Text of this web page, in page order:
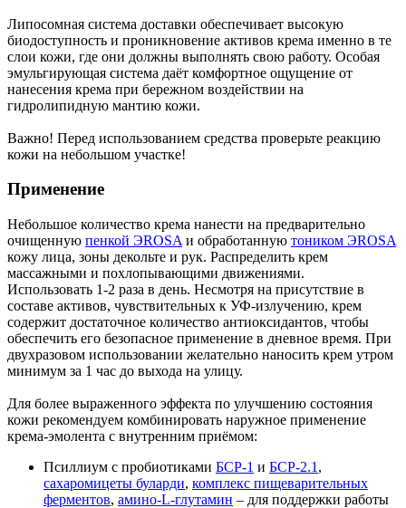
Липосомная система доставки обеспечивает высокую
биодоступность и проникновение активов крема именно в те
слои кожи, где они должны выполнять свою работу. Особая
эмульгирующая система даёт комфортное ощущение от
нанесения крема при бережном воздействии на
гидролипидную мантию кожи.
Важно! Перед использованием средства проверьте реакцию
кожи на небольшом участке!
Применение
Небольшое количество крема нанести на предварительно
очищенную пенкой ЭROSA и обработанную тоником ЭROSA
кожу лица, зоны декольте и рук. Распределить крем
массажными и похлопывающими движениями.
Использовать 1-2 раза в день. Несмотря на присутствие в
составе активов, чувствительных к УФ-излучению, крем
содержит достаточное количество антиоксидантов, чтобы
обеспечить его безопасное применение в дневное время. При
двухразовом использовании желательно наносить крем утром
минимум за 1 час до выхода на улицу.
Для более выраженного эффекта по улучшению состояния
кожи рекомендуем комбинировать наружное применение
крема-эмолента с внутренним приёмом:
Псиллиум с пробиотиками БСР-1 и БСР-2.1 ,
сахаромицеты буларди, комплекс пищеварительных
ферментов, амино-L-глутамин – для поддержки работы